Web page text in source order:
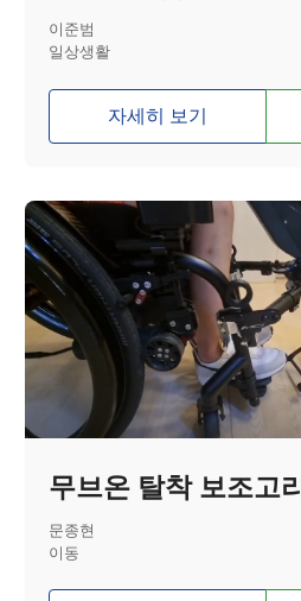
이준범
일상생활
자세히 보기
무브온 탈착 보조고리
문종현
이동